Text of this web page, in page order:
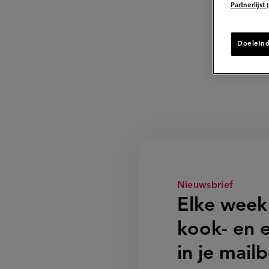
Nieuwsbrief
Elke
kook- en
in je
Partnerlijst